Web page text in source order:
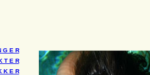
G E R
T E R
K E R